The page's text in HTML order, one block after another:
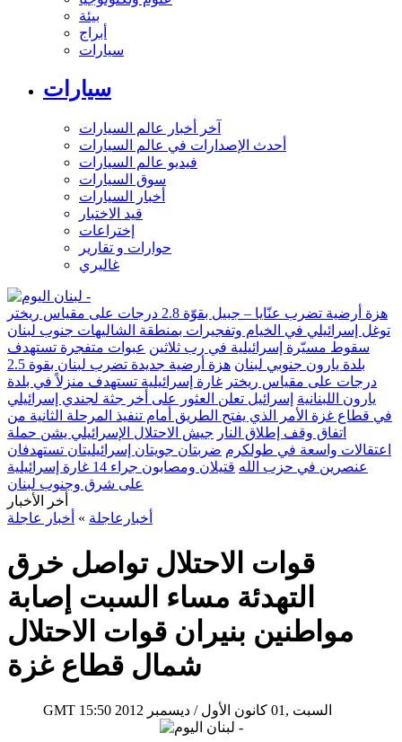
بيئة
أبراج
سيارات
سيارات
آخر أخبار عالم السيارات
أحدث الإصدارات في عالم السيارات
فيديو عالم السيارات
سوق السيارات
أخبار السيارات
قيد الاختبار
إختراعات
حوارات و تقارير
غاليري
هزة أرضية تضرب عنّايا – جبيل بقوّة 2.8 درجات على مقياس ريختر
توغل إسرائيلي في الخيام وتفجيرات بمنطقة الشاليهات جنوب لبنان
سقوط مسيّرة إسرائيلية في رب ثلاثين عبوات متفجرة تستهدف
بلدة يارون جنوبي لبنان
هزة أرضية جديدة تضرب لبنان بقوة 2.5
درجات على مقياس ريختر غارة إسرائيلية تستهدف منزلاً في بلدة
يارون اللبنانية إسرائيل تعلن العثور على أخر جثة لجندي إسرائيلي
في قطاع غزة الأمر الذي يفتح الطريق أمام تنفيذ المرحلة الثانية من
اتفاق وقف إطلاق النار جيش الاحتلال الإسرائيلي يشن حملة
اعتقالات واسعة في طولكرم ضربتان جويتان إسرائيليتان تستهدفان
عنصرين في حزب الله
قتيلان ومصابون جراء 14 غارة إسرائيلية
على شرق وجنوب لبنان
أخر الأخبار
أخبارعاجلة » أخبار عاجلة
قوات الاحتلال تواصل خرق
التهدئة مساء السبت إصابة
مواطنين بنيران قوات الاحتلال
شمال قطاع غزة
GMT 15:50 2012 السبت ,01 كانون الأول / ديسمبر